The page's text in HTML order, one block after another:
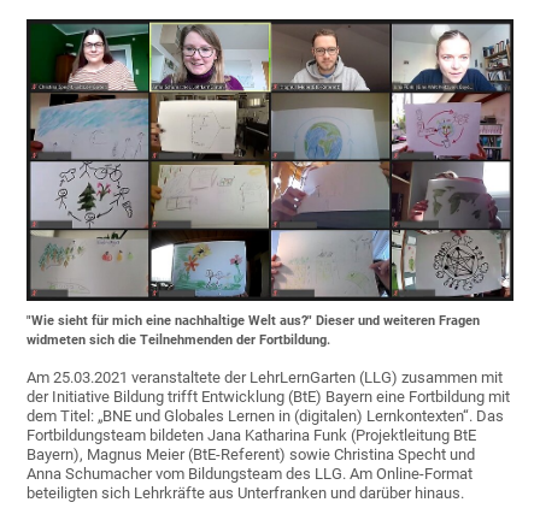
"Wie sieht für mich eine nachhaltige Welt aus?" Dieser und weiteren Fragen
widmeten sich die Teilnehmenden der Fortbildung.
Am 25.03.2021 veranstaltete der LehrLernGarten (LLG) zusammen mit
der Initiative Bildung trifft Entwicklung (BtE) Bayern eine Fortbildung mit
dem Titel: „BNE und Globales Lernen in (digitalen) Lernkontexten“. Das
Fortbildungsteam bildeten Jana Katharina Funk (Projektleitung BtE
Bayern), Magnus Meier (BtE-Referent) sowie Christina Specht und
Anna Schumacher vom Bildungsteam des LLG. Am Online-Format
beteiligten sich Lehrkräfte aus Unterfranken und darüber hinaus.